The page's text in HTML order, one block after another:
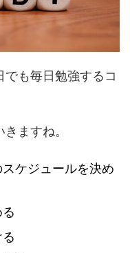
も毎日勉強するコ
ますね。
ケジュールを決め